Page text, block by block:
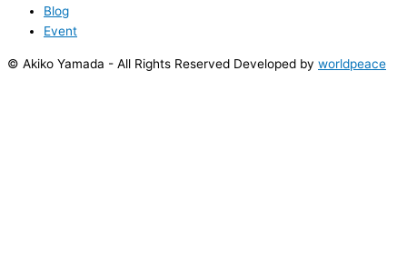
Blog
Event
© Akiko Yamada - All Rights Reserved Developed by worldpeace